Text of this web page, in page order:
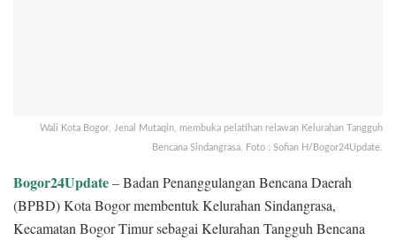
Wali Kota Bogor, Jenal Mutaqin, membuka pelatihan relawan Kelurahan Tangguh
Bencana Sindangrasa. Foto : Sofian H/Bogor24Update.
Bogor24Update– Badan Penanggulangan Bencana Daerah
(BPBD) Kota Bogor membentuk Kelurahan Sindangrasa,
Kecamatan Bogor Timur sebagai Kelurahan Tangguh Bencana